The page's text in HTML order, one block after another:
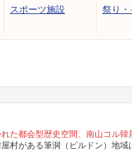
スポーツ施設
祭り・
た都会型歴史空間、南山コル韓
村がある筆洞（ピルドン）地